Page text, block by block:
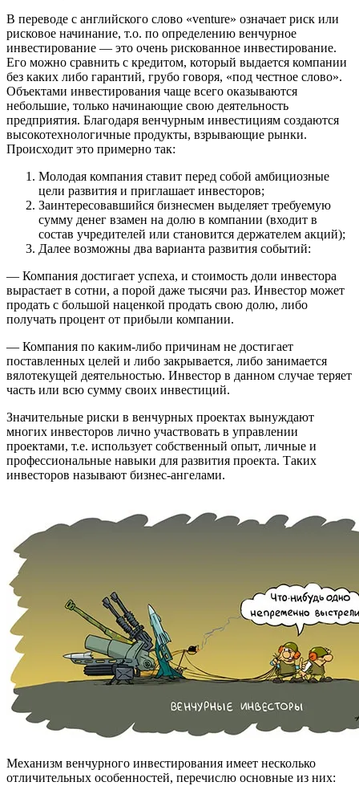
В переводе с английского слово «venture» означает риск или
рисковое начинание, т.о. по определению венчурное
инвестирование — это очень рискованное инвестирование.
Его можно сравнить с кредитом, который выдается компании
без каких либо гарантий, грубо говоря, «под честное слово».
Объектами инвестирования чаще всего оказываются
небольшие, только начинающие свою деятельность
предприятия. Благодаря венчурным инвестициям создаются
высокотехнологичные продукты, взрывающие рынки.
Происходит это примерно так:
Молодая компания ставит перед собой амбициозные
цели развития и приглашает инвесторов;
Заинтересовавшийся бизнесмен выделяет требуемую
сумму денег взамен на долю в компании (входит в
состав учредителей или становится держателем акций);
Далее возможны два варианта развития событий:
— Компания достигает успеха, и стоимость доли инвестора
вырастает в сотни, а порой даже тысячи раз. Инвестор может
продать с большой наценкой продать свою долю, либо
получать процент от прибыли компании.
— Компания по каким-либо причинам не достигает
поставленных целей и либо закрывается, либо занимается
вялотекущей деятельностью. Инвестор в данном случае теряет
часть или всю сумму своих инвестиций.
Значительные риски в венчурных проектах вынуждают
многих инвесторов лично участвовать в управлении
проектами, т.е. использует собственный опыт, личные и
профессиональные навыки для развития проекта. Таких
инвесторов называют бизнес-ангелами.
Механизм венчурного инвестирования имеет несколько
отличительных особенностей, перечислю основные из них: